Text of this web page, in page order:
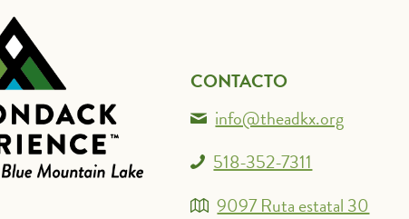
CONTACTO
info@theadkx.org
518-352-7311
9097 Ruta estatal 30